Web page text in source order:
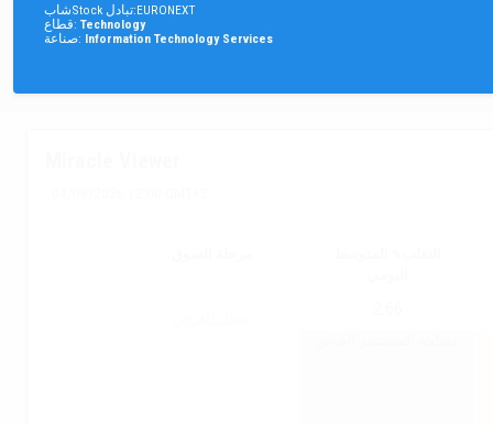
شابStock تبادل:EURONEXT
قطاع: Technology
صناعة: Information Technology Services